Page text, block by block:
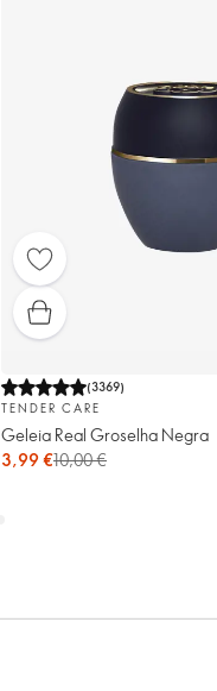
(3369)
TENDER CARE
Geleia Real Groselha Negra
3,99 €10,00 €